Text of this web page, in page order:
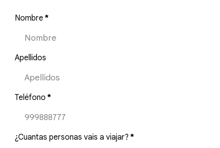
Nombre *
Apellidos
Teléfono *
¿Cuantas personas vais a viajar? *